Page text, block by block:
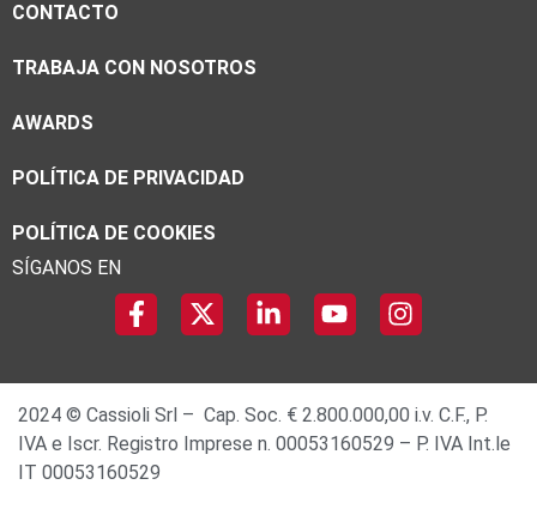
CONTACTO
TRABAJA CON NOSOTROS
AWARDS
POLÍTICA DE PRIVACIDAD
POLÍTICA DE COOKIES
SÍGANOS EN
2024 © Cassioli Srl – Cap. Soc. € 2.800.000,00 i.v. C.F., P.
IVA e Iscr. Registro Imprese n. 00053160529 – P. IVA Int.le
IT 00053160529